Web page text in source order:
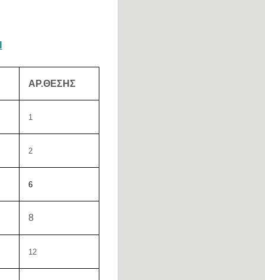
ΑΡ.ΘΕΣΗΣ
1
2
6
8
12